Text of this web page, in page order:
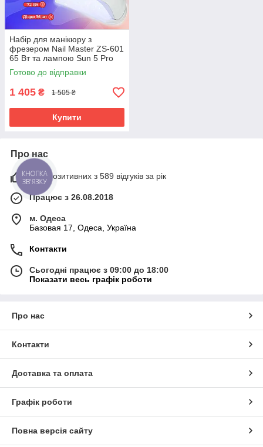
Набір для манікюру з
фрезером Nail Master ZS-601
65 Вт та лампою Sun 5 Pro
72 Вт
Готово до відправки
1 405 ₴ 1 505 ₴
Купити
Про нас
97% позитивних з 589 відгуків за рік
Працює з 26.08.2018
м. Одеса
Базовая 17, Одеса, Україна
Контакти
Сьогодні працює з 09:00 до 18:00
Показати весь графік роботи
Про нас
Контакти
Доставка та оплата
Графік роботи
Повна версія сайту
КНОПКА
ЗВ'ЯЗКУ